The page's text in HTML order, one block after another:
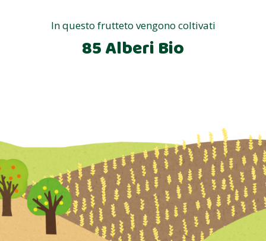
In questo frutteto vengono coltivati
85 Alberi Bio